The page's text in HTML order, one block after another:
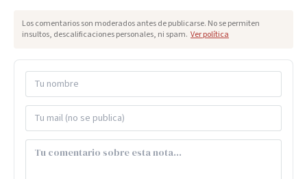
Los comentarios son moderados antes de publicarse. No se permiten
insultos, descalificaciones personales, ni spam. Ver política